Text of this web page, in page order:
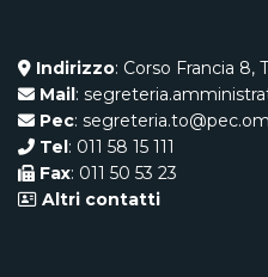
Indirizzo: Corso Francia 8,
Mail:
Pec:
Tel: 011 58 15 111
Fax: 011 50 53 23
Altri contatti